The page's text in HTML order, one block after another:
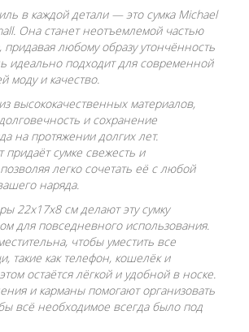
в каждой детали — это сумка Michael
Она станет неотъемлемой частью
придавая любому образу утончённость
идеально подходит для современной
и качество.
высококачественных материалов,
и сохранение
на протяжении долгих лет.
сумке свежесть и
легко сочетать её с любой
наряда.
22x17x8 см делают эту сумку
для повседневного использования.
чтобы уместить все
такие как телефон, кошелёк и
остаётся лёгкой и удобной в носке.
и карманы помогают организовать
всё необходимое всегда было под